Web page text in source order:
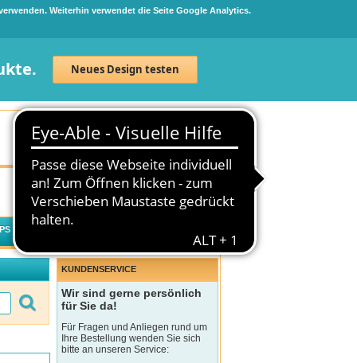
Weiterhin verwendet die Seite Google Analytics.
Neues Design testen
Neuanmeldung Anmelden
0 Artikel 0,00 €
KUNDENSERVICE
Wir sind gerne persönlich
für Sie da!
Für Fragen und Anliegen rund um
Ihre Bestellung wenden Sie sich
bitte an unseren Service: